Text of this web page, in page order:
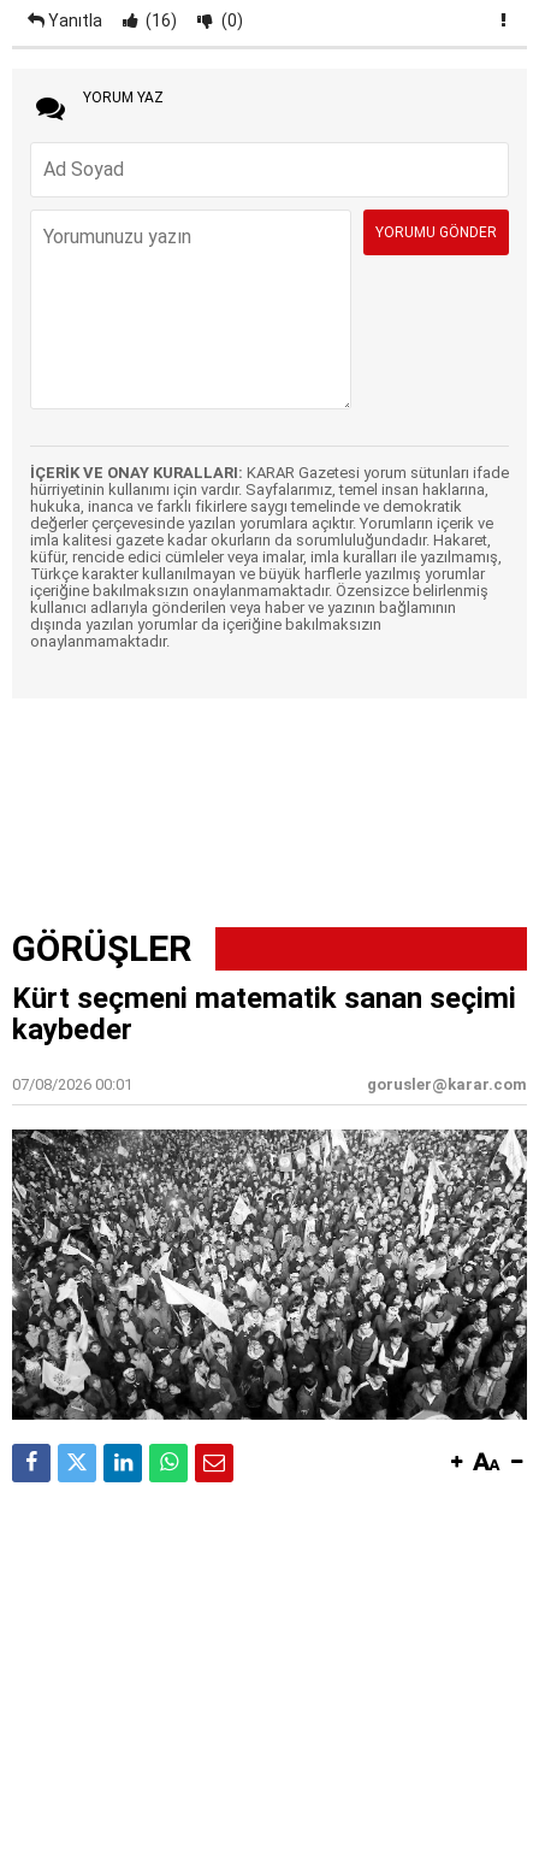
Yanıtla (16) (0)
YORUM YAZ
İÇERİK VE ONAY KURALLARI: KARAR Gazetesi yorum sütunları ifade
hürriyetinin kullanımı için vardır. Sayfalarımız, temel insan haklarına,
hukuka, inanca ve farklı fikirlere saygı temelinde ve demokratik
değerler çerçevesinde yazılan yorumlara açıktır. Yorumların içerik ve
imla kalitesi gazete kadar okurların da sorumluluğundadır. Hakaret,
küfür, rencide edici cümleler veya imalar, imla kuralları ile yazılmamış,
Türkçe karakter kullanılmayan ve büyük harflerle yazılmış yorumlar
içeriğine bakılmaksızın onaylanmamaktadır. Özensizce belirlenmiş
kullanıcı adlarıyla gönderilen veya haber ve yazının bağlamının
dışında yazılan yorumlar da içeriğine bakılmaksızın
onaylanmamaktadır.
GÖRÜŞLER
Kürt seçmeni matematik sanan seçimi
kaybeder
07/08/2026 00:01 gorusler@karar.com